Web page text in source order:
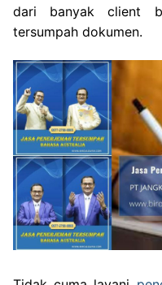
dari banyak client
tersumpah dokumen.